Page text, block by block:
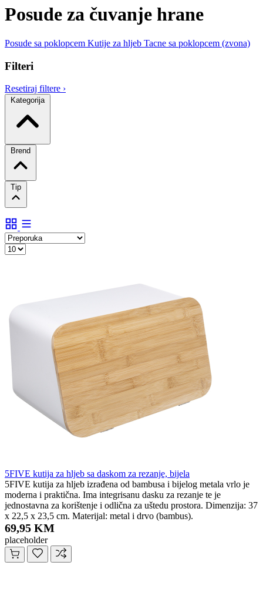
Posude za čuvanje hrane
Posude sa poklopcem Kutije za hljeb Tacne sa poklopcem (zvona)
Filteri
Resetiraj filtere ›
Kategorija
Brend
Tip
5FIVE kutija za hljeb sa daskom za rezanje, bijela
5FIVE kutija za hljeb izrađena od bambusa i bijelog metala vrlo je
moderna i praktična. Ima integrisanu dasku za rezanje te je
jednostavna za korištenje i odlična za uštedu prostora. Dimenzija: 37
x 22,5 x 23,5 cm. Materijal: metal i drvo (bambus).
69,95 KM
placeholder